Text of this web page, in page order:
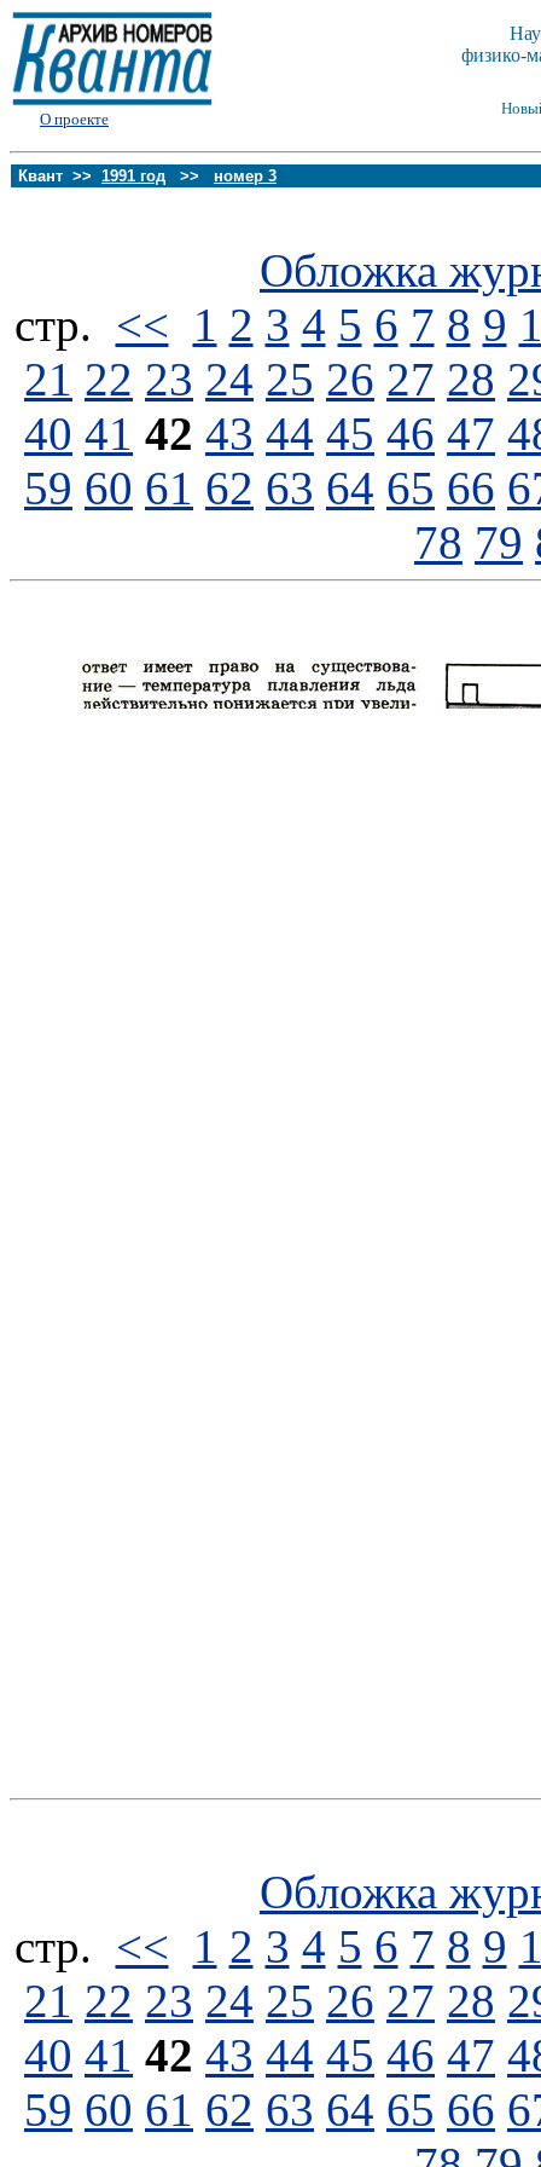
О проекте
физико-
Квант >> 1991 год >> номер 3
Обложка
стp. << 1 2 3 4 5 6 7 8 9
21 22 23 24 25 26 27 28
40 41 42 43 44 45 46 47
59 60 61 62 63 64 65 66
78 79
Обложка
стp. << 1 2 3 4 5 6 7 8 9
21 22 23 24 25 26 27 28
40 41 42 43 44 45 46 47
59 60 61 62 63 64 65 66